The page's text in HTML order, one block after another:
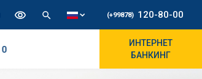
(+99878) 120-80-00
ИНТЕРНЕТ
БАНКИНГ